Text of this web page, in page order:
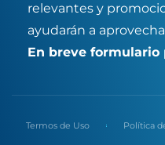
relevantes y
ayudarán a
En breve formulario
Termos de Uso Política